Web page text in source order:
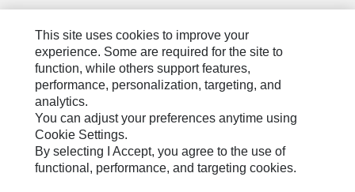
Связаться С Caterpillar
Карта Сайта
Cookie Settings
Юридическая Информация
Конфиденциальность Личных Данных
This site uses cookies to improve your
experience. Some are required for the site to
function, while others support features,
performance, personalization, targeting, and
analytics.
You can adjust your preferences anytime using
Cookie Settings.
By selecting I Accept, you agree to the use of
functional, performance, and targeting cookies.